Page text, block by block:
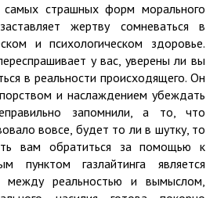
самых страшных форм морального
жертву сомневаться в
и психологическом здоровье.
у вас, уверены ли вы
в реальности происходящего. Он
и наслаждением убеждать
запомнили, а то, что
вовсе, будет то ли в шутку, то
вам обратиться за помощью к
пунктом газлайтинга является
между реальностью и вымыслом,